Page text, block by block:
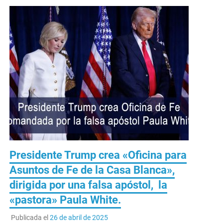
Presidente Trump crea «Oficina para
Asuntos de Fe de la Casa Blanca»,
dirigida por una falsa apóstol, la
«pastora» Paula White.
Publicada el 26 de abril de 2025